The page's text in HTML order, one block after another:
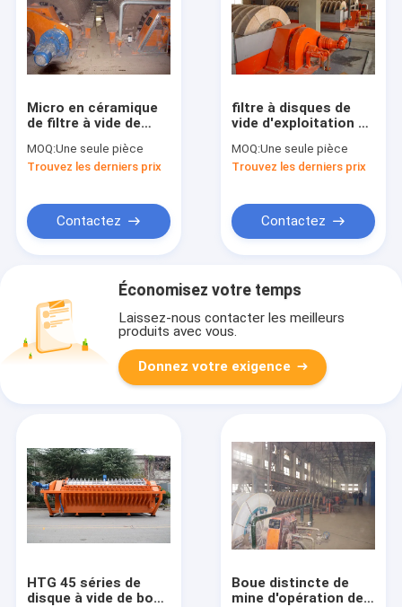
Micro en céramique
de filtre à vide de
représentation
stable de trou
MOQ:Une seule pièce
Trouvez les derniers prix
Contactez
filtre à disques de
vide d'exploitation de
opération facile
rotatoire de filtre à
MOQ:Une seule pièce
Trouvez les derniers prix
Contactez
Économisez votre temps
Laissez-nous contacter les meilleurs
produits avec vous.
Donnez votre exigence
HTG 45 séries de
disque à vide de bon
Boue distincte de
mine d'opération de